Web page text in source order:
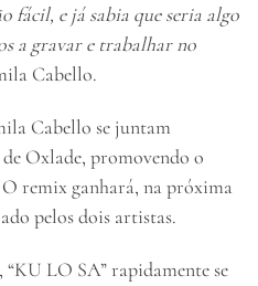
fácil, e já sabia que seria algo
a gravar e trabalhar no
Cabello.
Cabello se juntam
Oxlade, promovendo o
O remix ganhará, na próxima
pelos dois artistas.
“KU LO SA” rapidamente se